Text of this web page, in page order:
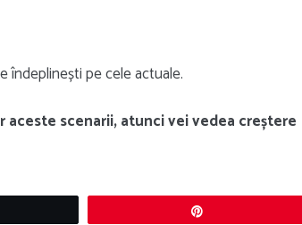
îndeplinești pe cele actuale.
scenarii, atunci vei vedea creștere